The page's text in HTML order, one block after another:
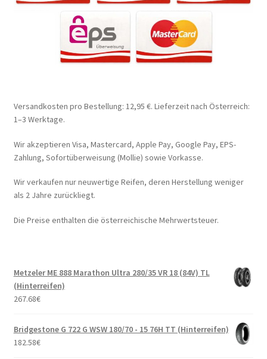
Versandkosten pro Bestellung: 12,95 €. Lieferzeit nach Österreich:
1–3 Werktage.
Wir akzeptieren Visa, Mastercard, Apple Pay, Google Pay, EPS-
Zahlung, Sofortüberweisung (Mollie) sowie Vorkasse.
Wir verkaufen nur neuwertige Reifen, deren Herstellung weniger
als 2 Jahre zurückliegt.
Die Preise enthalten die österreichische Mehrwertsteuer.
Metzeler ME 888 Marathon Ultra 280/35 VR 18 (84V) TL
(Hinterreifen)
267.68€
Bridgestone G 722 G WSW 180/70 - 15 76H TT (Hinterreifen)
182.58€